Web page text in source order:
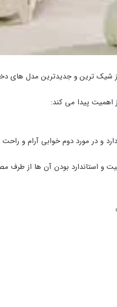
ترین و جدیدترین مدل های
اهمیت پیدا می کند:
و در مورد دوم خوابی آرام و راحت
و استاندارد بودن آن ها از طرف